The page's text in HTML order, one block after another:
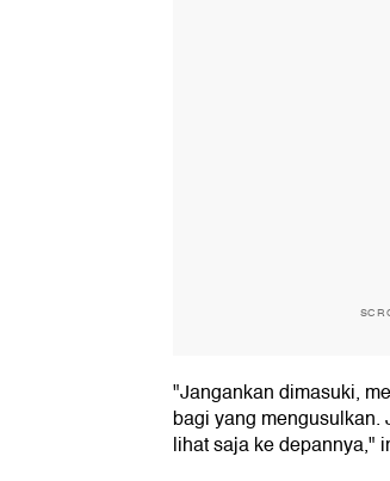
"Jangankan dimasuki,
bagi yang
lihat saja ke depannya,"